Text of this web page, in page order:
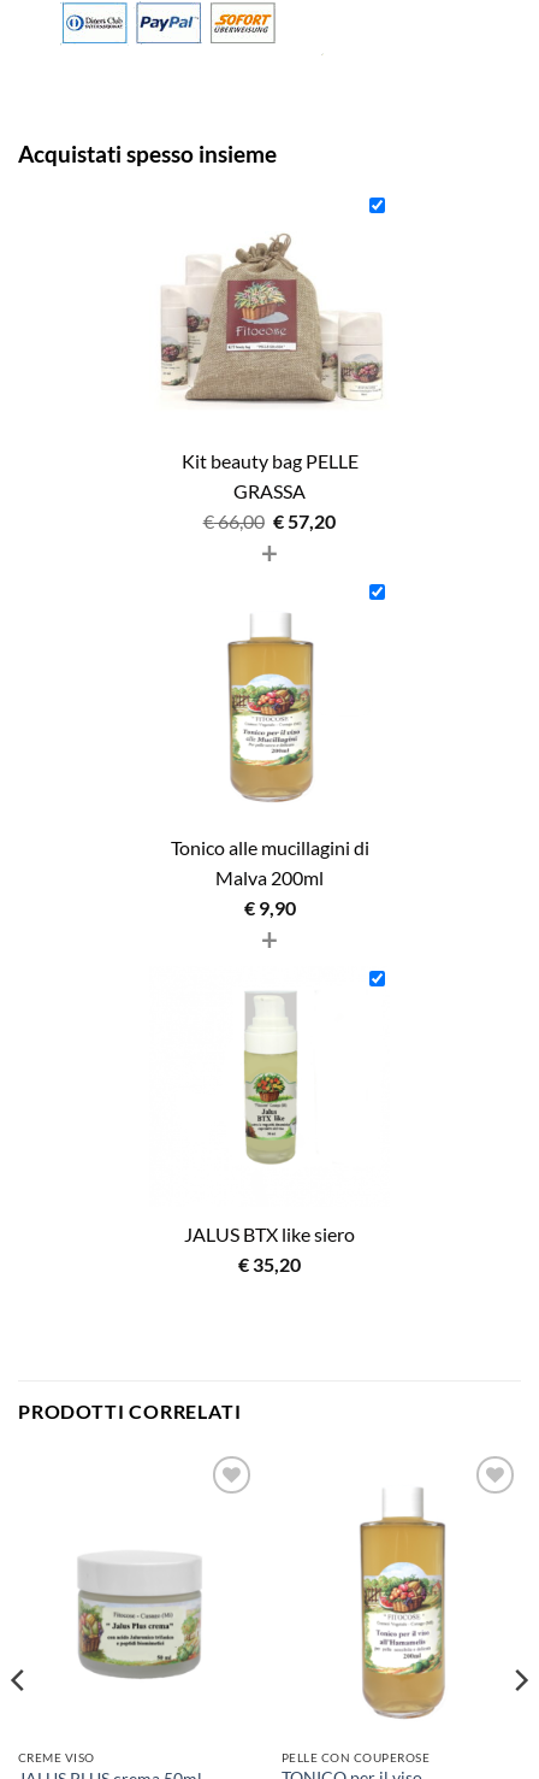
Acquistati spesso insieme
Kit beauty bag PELLE
GRASSA
€66,00 Il
prezzo
era:
€ 66,00.
€57,20Il
attuale
+
Tonico alle mucillagini di
Malva 200ml
€9,90
+
JALUS BTX like siero
€ 35,20
PRODOTTI CORRELATI
CREME VISO PELLE CON COUPEROSE